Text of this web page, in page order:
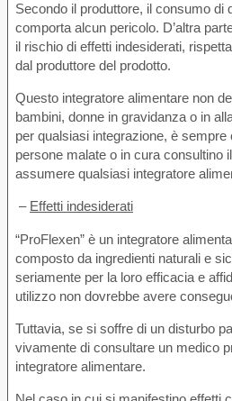
Secondo il produttore, il consumo di
comporta alcun pericolo. D’altra
il rischio di effetti indesiderati,
dal produttore del prodotto.
Questo integratore alimentare non
bambini, donne in gravidanza o in
per qualsiasi integrazione, è sempre
persone malate o in cura consultino
assumere qualsiasi integratore
– Effetti indesiderati
“ProFlexen” è un integratore
composto da ingredienti naturali e
seriamente per la loro efficacia e
utilizzo non dovrebbe avere
Tuttavia, se si soffre di un disturbo
vivamente di consultare un medico
integratore alimentare.